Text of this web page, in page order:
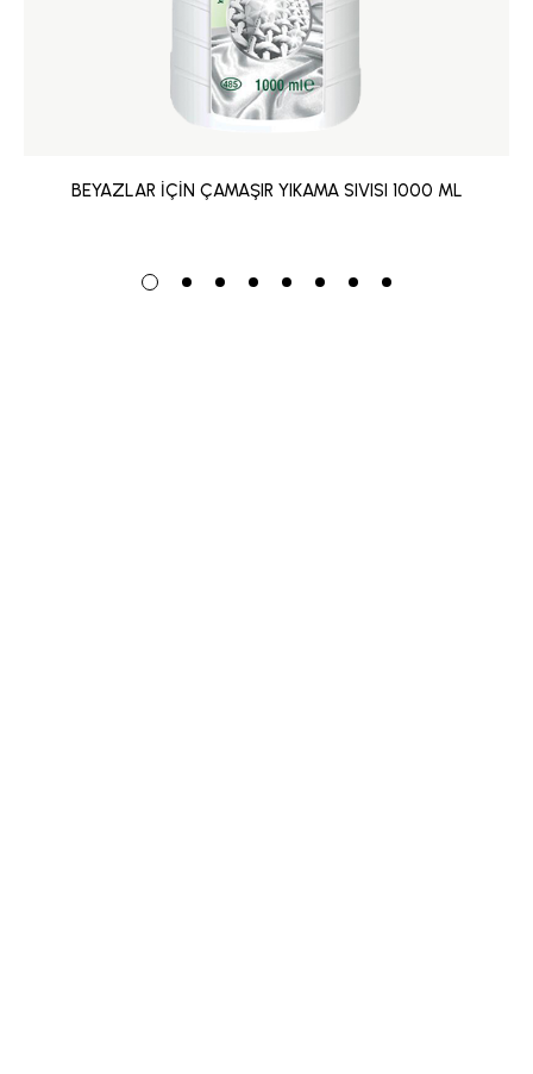
BEYAZLAR İÇİN ÇAMAŞIR YIKAMA SIVISI 1000 ML